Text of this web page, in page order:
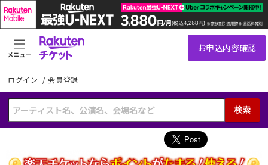
ログイン /会員登録
検索
メニュー